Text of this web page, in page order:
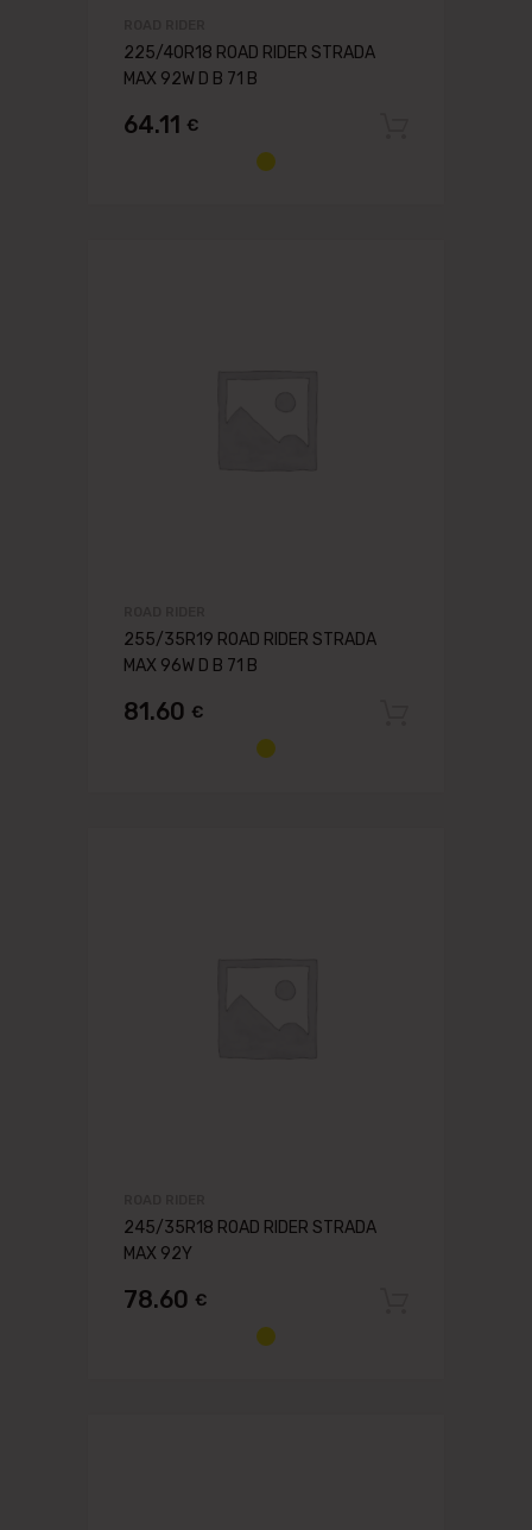
225/40R18 ROAD RIDER STRADA
MAX 92W D B 71 B
64.11 €
255/35R19 ROAD RIDER STRADA
MAX 96W D B 71 B
81.60 €
245/35R18 ROAD RIDER STRADA
MAX 92Y
78.60 €